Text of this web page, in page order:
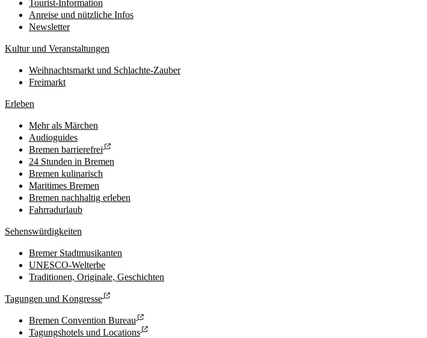
Tourist-Information
Anreise und nützliche Infos
Newsletter
Kultur und Veranstaltungen
Weihnachtsmarkt und Schlachte-Zauber
Freimarkt
Erleben
Mehr als Märchen
Audioguides
Bremen barrierefrei
24 Stunden in Bremen
Bremen kulinarisch
Maritimes Bremen
Bremen nachhaltig erleben
Fahrradurlaub
Sehenswürdigkeiten
Bremer Stadtmusikanten
UNESCO-Welterbe
Traditionen, Originale, Geschichten
Tagungen und Kongresse
Bremen Convention Bureau
Tagungshotels und Locations